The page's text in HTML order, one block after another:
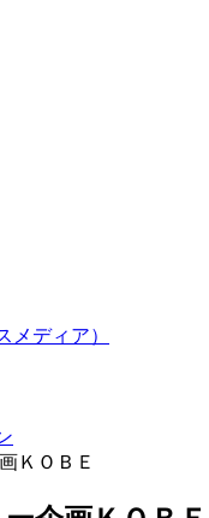
メディア）
ＫＯＢＥ